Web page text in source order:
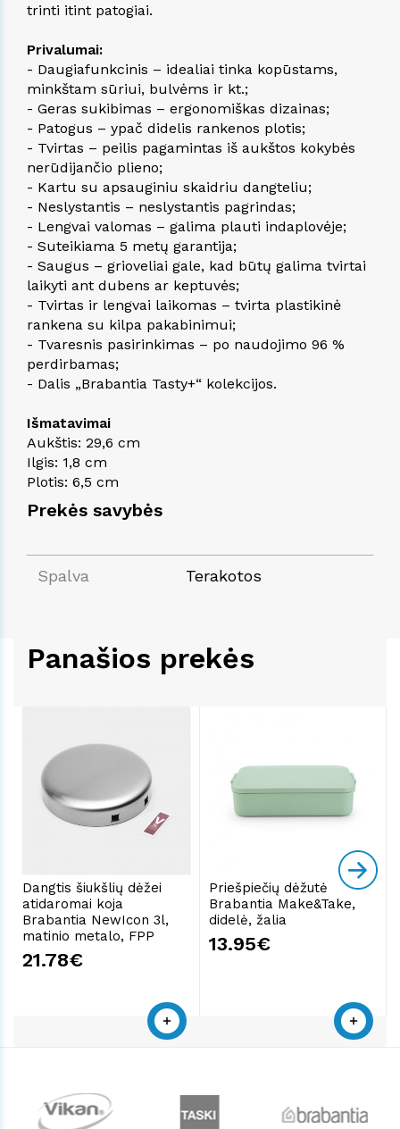
Prekės savybės
Spalva Terakotos
trinti itint patogiai.
Privalumai:
- Daugiafunkcinis – idealiai tinka kopūstams,
minkštam sūriui, bulvėms ir kt.;
- Geras sukibimas – ergonomiškas dizainas;
- Patogus – ypač didelis rankenos plotis;
- Tvirtas – peilis pagamintas iš aukštos kokybės
nerūdijančio plieno;
- Kartu su apsauginiu skaidriu dangteliu;
- Neslystantis – neslystantis pagrindas;
- Lengvai valomas – galima plauti indaplovėje;
- Suteikiama 5 metų garantija;
- Saugus – grioveliai gale, kad būtų galima tvirtai
laikyti ant dubens ar keptuvės;
- Tvirtas ir lengvai laikomas – tvirta plastikinė
rankena su kilpa pakabinimui;
- Tvaresnis pasirinkimas – po naudojimo 96 %
perdirbamas;
- Dalis „Brabantia Tasty+“ kolekcijos.
Išmatavimai
Aukštis: 29,6 cm
Ilgis: 1,8 cm
Plotis: 6,5 cm
Panašios prekės
Dangtis šiukšlių dėžei
atidaromai koja
Brabantia NewIcon 3l,
matinio metalo, FPP
21.78€
Priešpiečių dėžutė
Brabantia Make&Take,
didelė, žalia
13.95€